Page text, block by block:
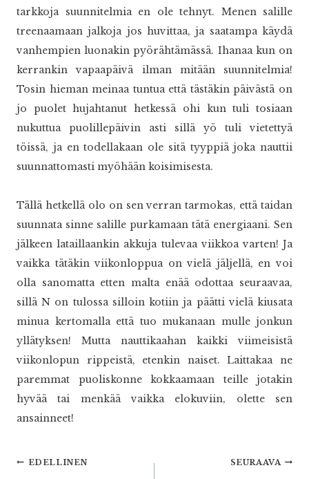
tarkkoja suunnitelmia en ole tehnyt. Menen salille
treenaamaan jalkoja jos huvittaa, ja saatampa käydä
vanhempien luonakin pyörähtämässä. Ihanaa kun on
kerrankin vapaapäivä ilman mitään suunnitelmia!
Tosin hieman meinaa tuntua että tästäkin päivästä on
jo puolet hujahtanut hetkessä ohi kun tuli tosiaan
nukuttua puolillepäivin asti sillä yö tuli vietettyä
töissä, ja en todellakaan ole sitä tyyppiä joka nauttii
suunnattomasti myöhään koisimisesta.
Tällä hetkellä olo on sen verran tarmokas, että taidan
suunnata sinne salille purkamaan tätä energiaani. Sen
jälkeen lataillaankin akkuja tulevaa viikkoa varten! Ja
vaikka tätäkin viikonloppua on vielä jäljellä, en voi
olla sanomatta etten malta enää odottaa seuraavaa,
sillä N on tulossa silloin kotiin ja päätti vielä kiusata
minua kertomalla että tuo mukanaan mulle jonkun
yllätyksen! Mutta nauttikaahan kaikki viimeisistä
viikonlopun rippeistä, etenkin naiset. Laittakaa ne
paremmat puoliskonne kokkaamaan teille jotakin
hyvää tai menkää vaikka elokuviin, olette sen
ansainneet!
Artikkelien
EDELLINEN SEURAAVA